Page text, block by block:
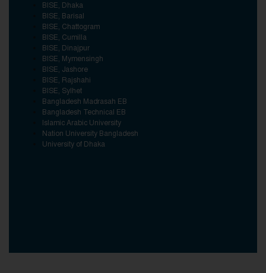
BISE, Dhaka
BISE, Barisal
BISE, Chattogram
BISE, Cumilla
BISE, Dinajpur
BISE, Mymensingh
BISE, Jashore
BISE, Rajshahi
BISE, Sylhet
Bangladesh Madrasah EB
Bangladesh Technical EB
Islamic Arabic University
Nation University Bangladesh
University of Dhaka